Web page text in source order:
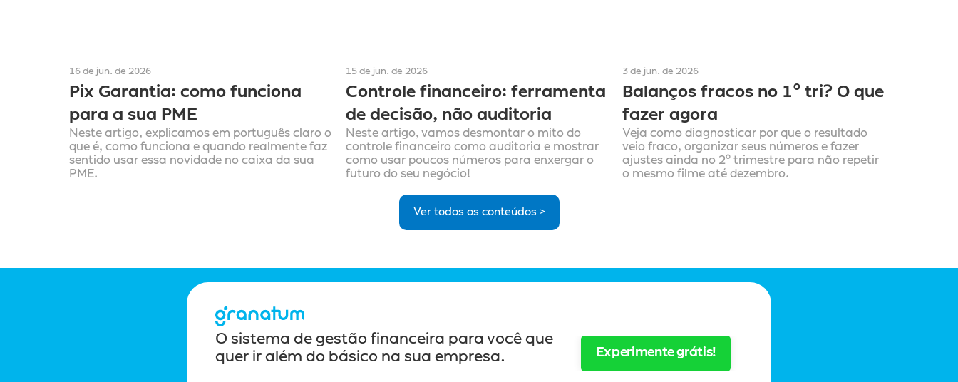
16 de jun. de 2026
Pix Garantia: como funciona
para a sua PME
Neste artigo, explicamos em português claro o
que é, como funciona e quando realmente faz
sentido usar essa novidade no caixa da sua
PME.
15 de jun. de 2026
Controle financeiro: ferramenta
de decisão, não auditoria
Neste artigo, vamos desmontar o mito do
controle financeiro como auditoria e mostrar
como usar poucos números para enxergar o
futuro do seu negócio!
3 de jun. de 2026
Balanços fracos no 1º tri? O que
fazer agora
Veja como diagnosticar por que o resultado
veio fraco, organizar seus números e fazer
ajustes ainda no 2º trimestre para não repetir
o mesmo filme até dezembro.
Ver todos os conteúdos >
O sistema de gestão financeira para você que
quer ir além do básico na sua empresa.
Experimente grátis!